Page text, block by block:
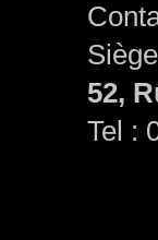
52,
Tel :